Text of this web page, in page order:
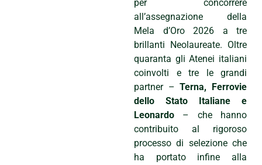
per concorrere
all’assegnazione della
Mela d’Oro 2026 a tre
brillanti Neolaureate. Oltre
quaranta gli Atenei italiani
coinvolti e tre le grandi
partner – Terna, Ferrovie
dello Stato Italiane e
Leonardo – che hanno
contribuito al rigoroso
processo di selezione che
ha portato infine alla